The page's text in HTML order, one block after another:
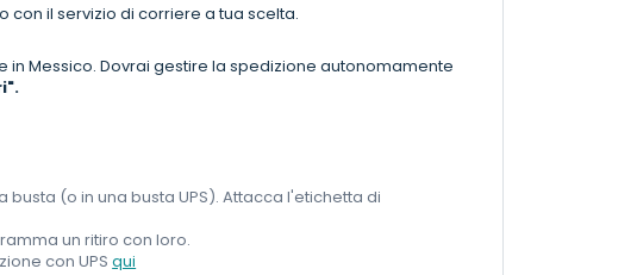
con il servizio di corriere a tua scelta.
in Messico. Dovrai gestire la spedizione autonomamente
(o in una busta UPS). Attacca l'etichetta di
un ritiro con loro.
con UPSqui